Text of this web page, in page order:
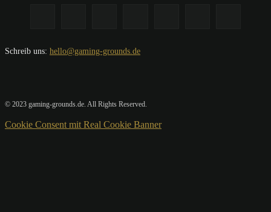
Schreib uns: hello@gaming-grounds.de
© 2023 gaming-grounds.de. All Rights Reserved.
Cookie Consent mit Real Cookie Banner